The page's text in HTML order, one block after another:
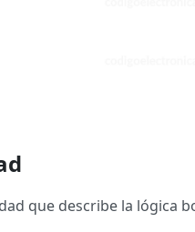
que describe la lógica